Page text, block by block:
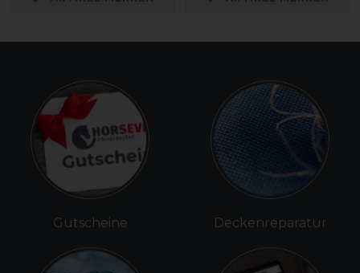
Gutscheine Deckenreparatur